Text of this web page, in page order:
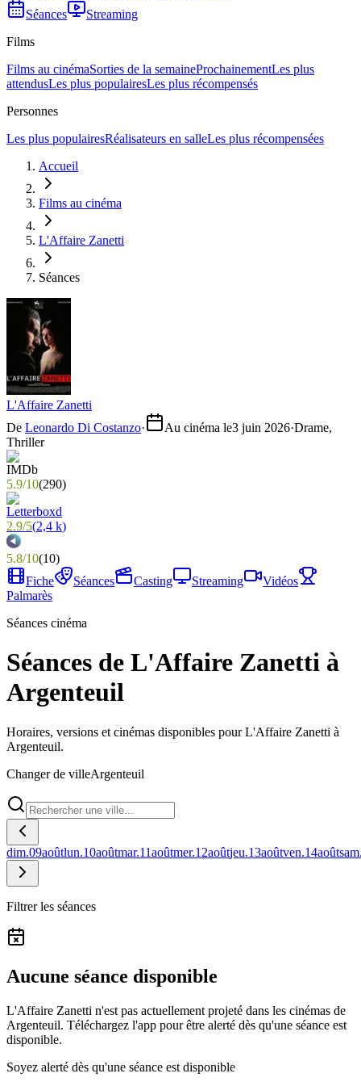
Séances
Streaming
Films
Films au cinémaSorties de la semaineProchainementLes plus
attendusLes plus populairesLes plus récompensés
Personnes
Les plus populairesRéalisateurs en salleLes plus récompensées
Accueil
Films au cinéma
L'Affaire Zanetti
Séances
L'Affaire Zanetti
De Leonardo Di Costanzo· Au cinéma le3 juin 2026·Drame,
Thriller
5.9/10(290)
2.9/5(2,4 k)
5.8/10(10)
Fiche
Séances Casting Streaming
Vidéos
Palmarès
Séances cinéma
Séances de L'Affaire Zanetti à
Argenteuil
Horaires, versions et cinémas disponibles pour L'Affaire Zanetti à
Argenteuil.
Changer de villeArgenteuil
dim.09aoûtlun.10aoûtmar.11aoûtmer.12aoûtjeu.13aoûtven.14août
Filtrer les séances
Aucune séance disponible
L'Affaire Zanetti n'est pas actuellement projeté dans les cinémas de
Argenteuil. Téléchargez l'app pour être alerté dès qu'une séance est
disponible.
Soyez alerté dès qu'une séance est disponible